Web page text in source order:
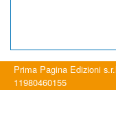
Prima Pagina Edizioni
11980460155